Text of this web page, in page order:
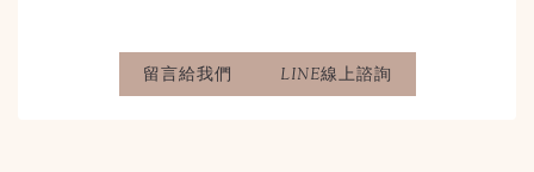
留言給我們 LINE線上諮詢